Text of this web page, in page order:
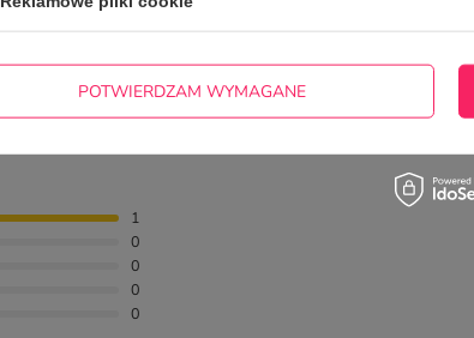
1
0
0
0
0
2025-08-26 Sławomir, Bełchatów
POTWIERDZAM WYMAGANE